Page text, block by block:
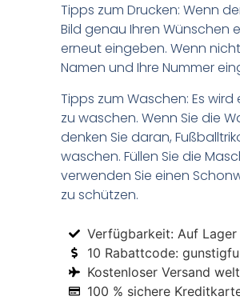
Tipps zum Drucken: Wenn
Bild genau Ihren Wünschen
erneut eingeben. Wenn
Namen und Ihre Nummer
Tipps zum Waschen: Es
zu waschen. Wenn Sie die
denken Sie daran,
waschen. Füllen Sie die
verwenden Sie einen
zu schützen.
Verfügbarkeit: Auf Lager
10 Rabattcode:
Kostenloser Versand
100 % sichere